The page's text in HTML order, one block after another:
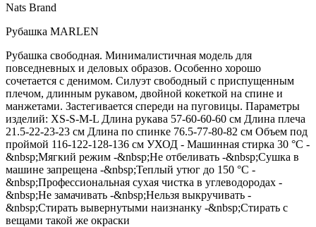
Nats Brand
Рубашка MARLEN
Рубашка свободная. Минималистичная модель для
повседневных и деловых образов. Особенно хорошо
сочетается с денимом. Силуэт свободный с приспущенным
плечом, длинным рукавом, двойной кокеткой на спине и
манжетами. Застегивается спереди на пуговицы. Параметры
изделий: XS-S-M-L Длина рукава 57-60-60-60 см Длина плеча
21.5-22-23-23 см Длина по спинке 76.5-77-80-82 см Объем под
проймой 116-122-128-136 см УХОД - Машинная стирка 30 °С -
&nbsp;Мягкий режим -&nbsp;Не отбеливать -&nbsp;Сушка в
машине запрещена -&nbsp;Теплый утюг до 150 °С -
&nbsp;Профессиональная сухая чистка в углеводородах -
&nbsp;Не замачивать -&nbsp;Нельзя выкручивать -
&nbsp;Стирать вывернутыми наизнанку -&nbsp;Стирать с
вещами такой же окраски